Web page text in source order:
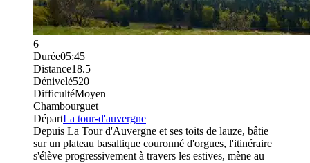
6
Durée05:45
Distance18.5
Dénivelé520
DifficultéMoyen
Chambourguet
DépartLa tour-d'auvergne
Depuis La Tour d'Auvergne et ses toits de lauze, bâtie
sur un plateau basaltique couronné d'orgues, l'itinéraire
s'élève progressivement à travers les estives, mène au